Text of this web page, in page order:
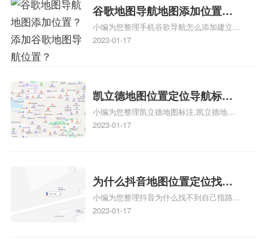
地图标注服务中心铺招牌相关地图标注知
识，详情可查看下方正文！
谷歌地图导航地图添加位置？
添加谷歌地图导航位置？
小编为您整理手机谷歌导航怎么添加建立多
人位置、如何在地图，谷歌地图添加公司位
2023-01-17
凯立德地图位置定位导航标
注？凯立德地图位置定位,导航,
标注？
小编为您整理凯立德地图标注,凯立德地图
标注怎么做啊、凯立德地图标注,凯立德地
相关地图标注知识，详情可查看下方正文！
2023-01-17
为什么抖音地图位置定位找不
到了？抖音为什么找不到当前
定位了？
小编为您整理抖音为什么找不到自己指路人
地图标注服务中心铺的位置、地图位置更新
2023-01-17